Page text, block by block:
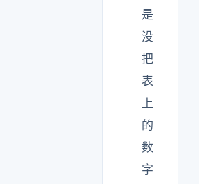
是
没
把
表
上
的
数
字